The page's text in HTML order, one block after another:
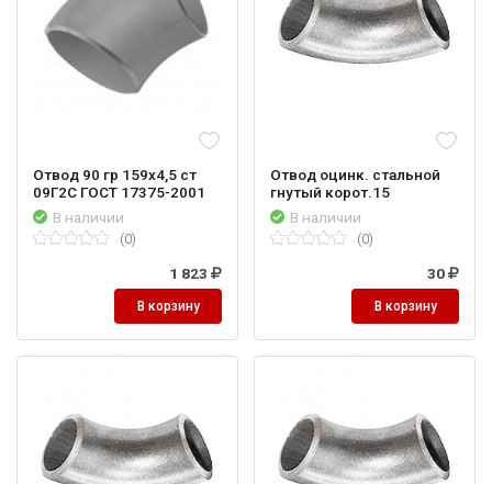
Отвод 90 гр 159х4,5 ст
09Г2С ГОСТ 17375-2001
В наличии
(0)
1 823
В корзину
Отвод оцинк. стальной
гнутый корот.15
В наличии
(0)
30
В корзину